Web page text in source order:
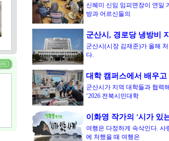
신혜미 신임 임피면장이 연일
방과 어르신들의
군산시, 경로당 냉방비
군산시(시장 김재준)가 올해
다.
대학 캠퍼스에서 배우고
군산시가 지역 대학들과 협력
‘2026 전북시민대학
이화영 작가의 '시가 있
여행은 다정하게 속삭인다. 사
에 처했을 때 여행은